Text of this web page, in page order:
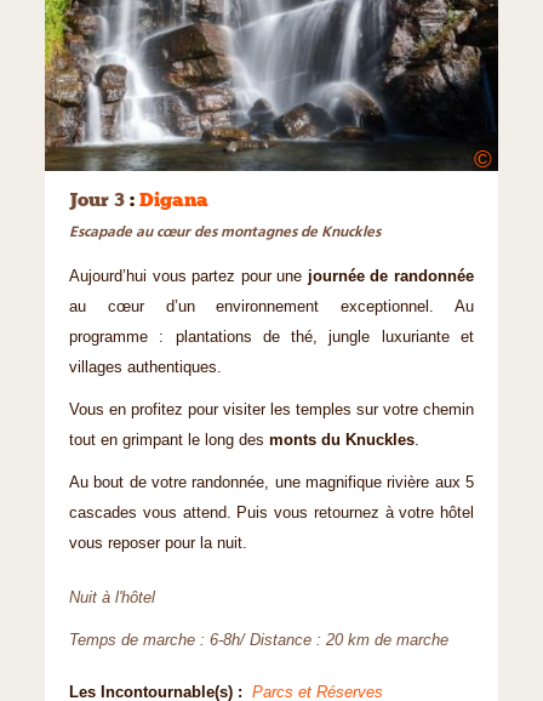
©
Jour 3 : Digana
Escapade au cœur des montagnes de Knuckles
Aujourd’hui vous partez pour une journée de randonnée
au cœur d’un environnement exceptionnel. Au
programme : plantations de thé, jungle luxuriante et
villages authentiques.
Vous en profitez pour visiter les temples sur votre chemin
tout en grimpant le long des monts du Knuckles.
Au bout de votre randonnée, une magnifique rivière aux 5
cascades vous attend. Puis vous retournez à votre hôtel
vous reposer pour la nuit.
Nuit à l'hôtel
Temps de marche : 6-8h/ Distance : 20 km de marche
Les Incontournable(s) : Parcs et Réserves